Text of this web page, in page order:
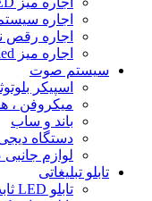
اجاره
اجاره رقص
اجاره میز led
سیستم صوت
اسپیکر
میکروفن ،
باند و ساب
دستگاه
لوازم
تابلو تبلیغاتى
تابلو LED ثابت